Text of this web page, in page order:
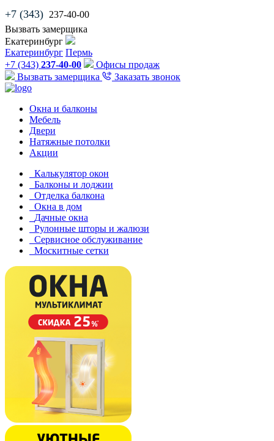
+7 (343) 237-40-00
Вызвать замерщика
Екатеринбург
Екатеринбург Пермь
+7 (343) 237-40-00
Офисы продаж
Вызвать замерщика
Заказать звонок
Окна и балконы
Мебель
Двери
Натяжные потолки
Акции
Калькулятор окон
Балконы и лоджии
Отделка балкона
Окна в дом
Дачные окна
Рулонные шторы и жалюзи
Сервисное обслуживание
Москитные сетки